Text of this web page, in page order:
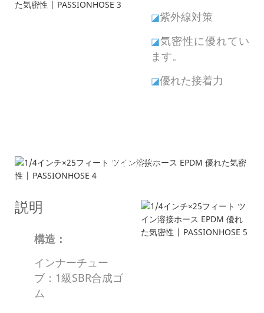
◪紫外線対策
◪気密性に優れてい
ます。
◪優れた接着力
製品説明
説明
構造：
インナーチュー
ブ：1級SBR合成ゴ
ム